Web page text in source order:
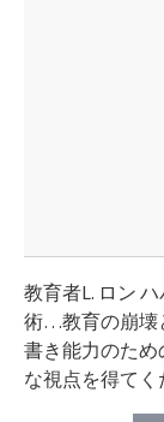
教育者L. ロン
術…教育の崩壊
書き能力のた
な視点を得てく